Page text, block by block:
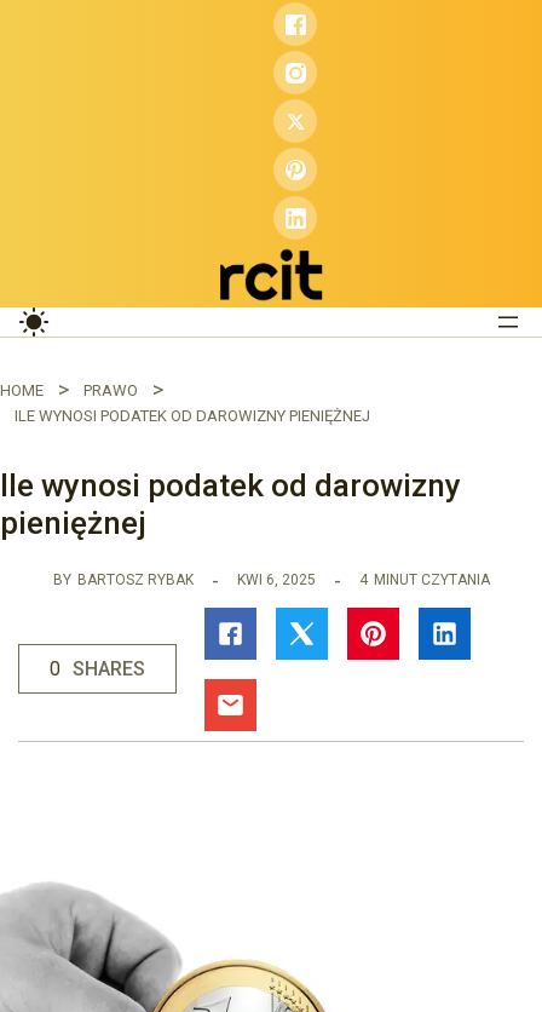
HOME
PRAWO
ILE WYNOSI PODATEK OD DAROWIZNY PIENIĘŻNEJ
Ile wynosi podatek od darowizny
pieniężnej
BY BARTOSZ RYBAK KWI 6, 2025 4 MINUT CZYTANIA
0 SHARES